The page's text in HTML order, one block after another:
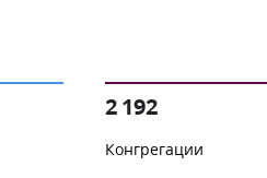
2 192
Конгрегации